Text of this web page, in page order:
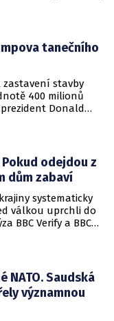
tanečního
stavby
400 milionů
Donald
odejdou z
dům zabaví
systematicky
válkou uprchli do
BBC Verify a BBC
NATO. Saudská
významnou